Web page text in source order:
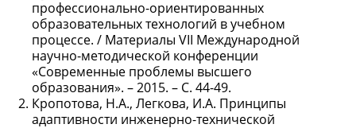
профессионально-ориентированных
образовательных технологий в учебном
процессе. / Материалы VII Международной
научно-методической конференции
«Современные проблемы высшего
образования». – 2015. – С. 44-49.
Кропотова, Н.А., Легкова, И.А. Принципы
адаптивности инженерно-технической